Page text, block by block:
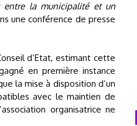
entre la municipalité et un
une conférence de presse
d’Etat, estimant cette
en première instance
la mise à disposition d’un
avec le maintien de
organisatrice ne